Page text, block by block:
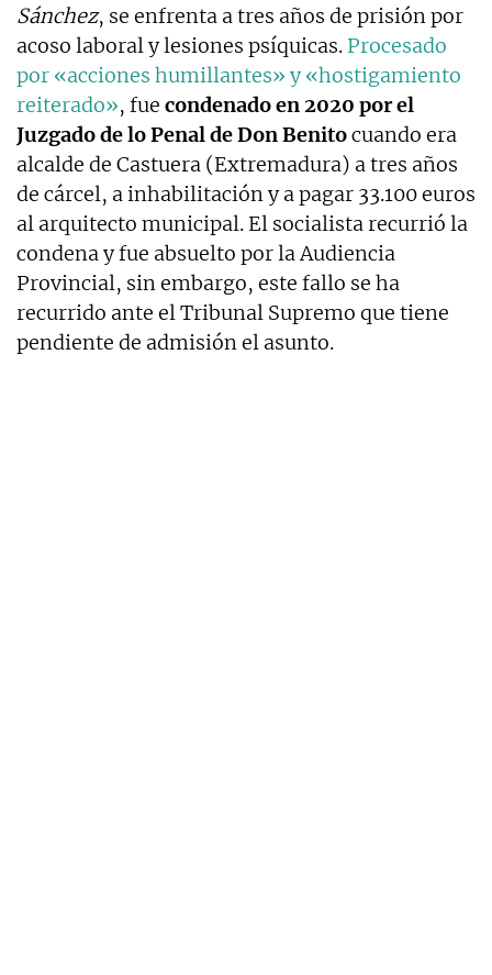
Sánchez, se enfrenta a tres años de prisión por
acoso laboral y lesiones psíquicas. Procesado
por «acciones humillantes» y «hostigamiento
reiterado», fue condenado en 2020 por el
Juzgado de lo Penal de Don Benitocuando era
alcalde de Castuera (Extremadura) a tres años
de cárcel, a inhabilitación y a pagar 33.100 euros
al arquitecto municipal. El socialista recurrió la
condena y fue absuelto por la Audiencia
Provincial, sin embargo, este fallo se ha
recurrido ante el Tribunal Supremo que tiene
pendiente de admisión el asunto.